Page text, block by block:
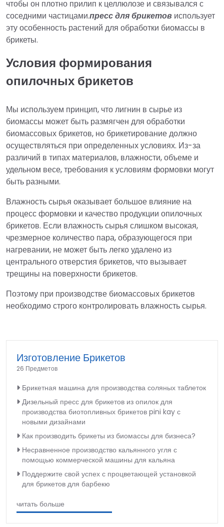
чтобы он плотно прилип к целлюлозе и связывался с
соседними частицами.пресс для брикетов использует
эту особенность растений для обработки биомассы в
брикеты.
Условия формирования
опилочных брикетов
Мы используем принцип, что лигнин в сырье из
биомассы может быть размягчен для обработки
биомассовых брикетов, но брикетирование должно
осуществляться при определенных условиях. Из-за
различий в типах материалов, влажности, объеме и
удельном весе, требования к условиям формовки могут
быть разными.
Влажность сырья оказывает большое влияние на
процесс формовки и качество продукции опилочных
брикетов. Если влажность сырья слишком высокая,
чрезмерное количество пара, образующегося при
нагревании, не может быть легко удалено из
центрального отверстия брикетов, что вызывает
трещины на поверхности брикетов.
Поэтому при производстве биомассовых брикетов
необходимо строго контролировать влажность сырья.
Изготовление Брикетов
26 Предметов
Брикетная машина для производства соляных таблеток
Дизельный пресс для брикетов из опилок для
производства биотопливных брикетов pini kay с
новыми дизайнами
Как производить брикеты из биомассы для бизнеса?
Несравненное производство кальянного угля с
помощью коммерческой машины для кальяна
Поддержите свой успех с процветающей установкой
для брикетов для барбекю
читать больше